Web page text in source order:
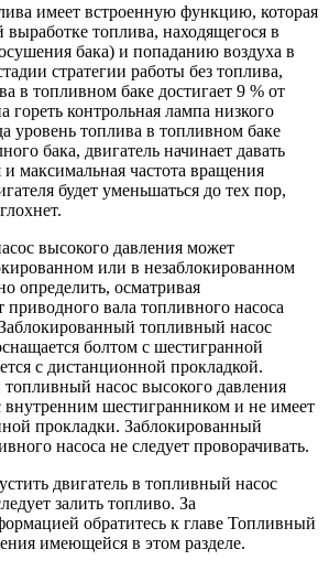
имеет встроенную функцию, которая
выработке топлива, находящегося в
бака) и попаданию воздуха в
стратегии работы без топлива,
в топливном баке достигает 9 % от
гореть контрольная лампа низкого
уровень топлива в топливном баке
бака, двигатель начинает давать
максимальная частота вращения
будет уменьшаться до тех пор,
высокого давления может
или в незаблокированном
определить, осматривая
вала топливного насоса
топливный насос
болтом с шестигранной
с дистанционной прокладкой.
насос высокого давления
внутренним шестигранником и не имеет
прокладки. Заблокированный
насоса не следует проворачивать.
двигатель в топливный насос
залить топливо. За
обратитесь к главе Топливный
имеющейся в этом разделе.